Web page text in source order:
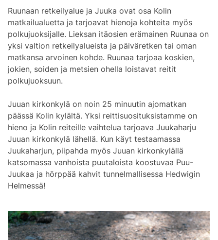
Ruunaan retkeilyalue ja Juuka ovat osa Kolin
matkailualuetta ja tarjoavat hienoja kohteita myös
polkujuoksijalle. Lieksan itäosien erämainen Ruunaa on
yksi valtion retkeilyalueista ja päiväretken tai oman
matkansa arvoinen kohde. Ruunaa tarjoaa koskien,
jokien, soiden ja metsien ohella loistavat reitit
polkujuoksuun.
Juuan kirkonkylä on noin 25 minuutin ajomatkan
päässä Kolin kylältä. Yksi reittisuosituksistamme on
hieno ja Kolin reiteille vaihtelua tarjoava Juukaharju
Juuan kirkonkylä lähellä. Kun käyt testaamassa
Juukaharjun, piipahda myös Juuan kirkonkylällä
katsomassa vanhoista puutaloista koostuvaa Puu-
Juukaa ja hörppää kahvit tunnelmallisessa Hedwigin
Helmessä!